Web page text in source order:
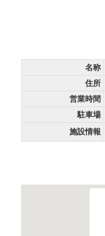
名称
住所
営業時間
駐車場
施設情報